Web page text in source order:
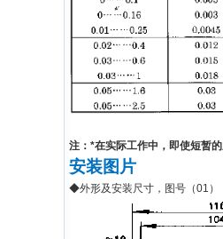
注： *在实际工作中，即使短暂
安装图片
◆外形及安装尺寸，图号（01 ）